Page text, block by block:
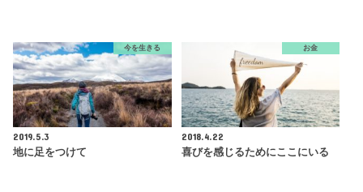
今を生きる
2019.5.3
地に足をつけて
お金
2018.4.22
喜びを感じるためにここにいる